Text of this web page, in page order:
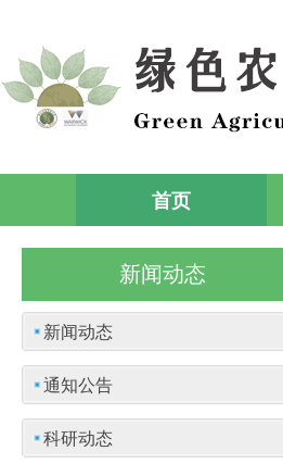
首页
新闻动态
新闻动态
通知公告
科研动态